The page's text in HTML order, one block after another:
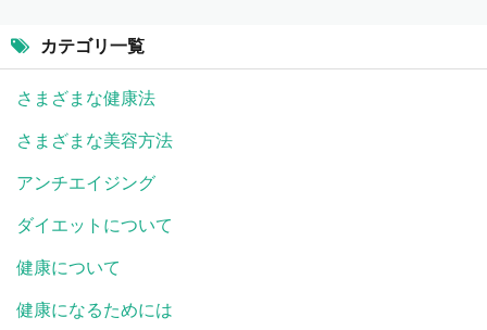
カテゴリ一覧
さまざまな健康法
さまざまな美容方法
アンチエイジング
ダイエットについて
健康について
健康になるためには